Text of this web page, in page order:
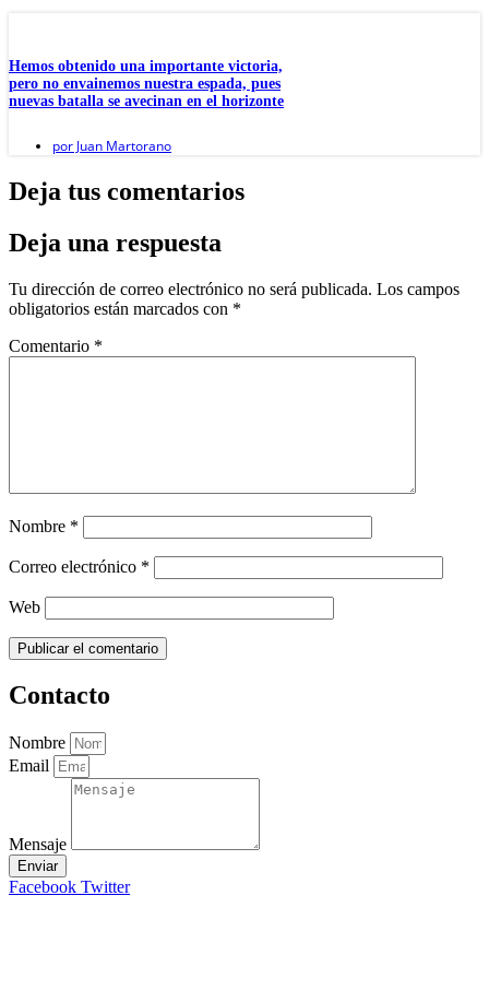
Hemos obtenido una importante victoria,
pero no envainemos nuestra espada, pues
nuevas batalla se avecinan en el horizonte
por Juan Martorano
Deja tus comentarios
Deja una respuesta
Tu dirección de correo electrónico no será publicada. Los campos
obligatorios están marcados con *
Comentario *
Nombre *
Correo electrónico *
Web
Contacto
Nombre
Email
Mensaje
Enviar
Facebook Twitter